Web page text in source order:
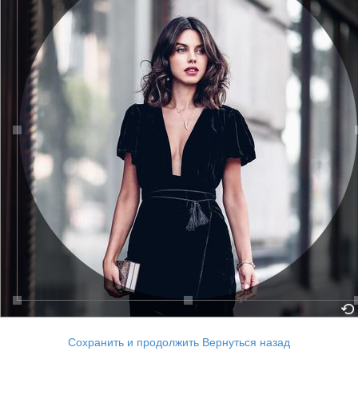
Сохранить и продолжить Вернуться назад